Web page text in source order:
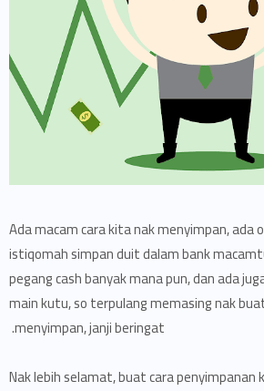
Ada macam cara kita nak menyimpan, ada
istiqomah simpan duit dalam bank
pegang cash banyak mana pun, dan ada
main kutu, so terpulang memasing nak
menyimpan, janji beringat.
Nak lebih selamat, buat cara penyimpanan